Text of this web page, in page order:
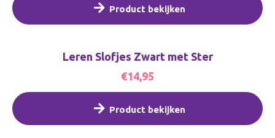
Product bekijken
Leren Slofjes Zwart met Ster
€14,95
Product bekijken